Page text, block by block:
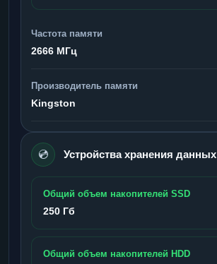
Частота памяти
2666 МГц
Производитель памяти
Kingston
💿 Устройства хранения данных
Общий объем накопителей SSD
250 Гб
Общий объем накопителей HDD